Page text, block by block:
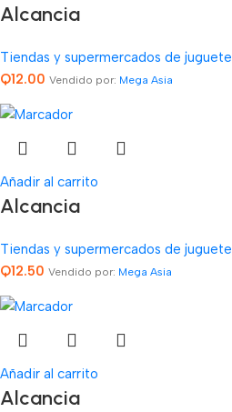
Alcancia
Tiendas y supermercados de juguete
Q12.00 Vendido por: Mega Asia
Añadir al carrito
Alcancia
Tiendas y supermercados de juguete
Q12.50 Vendido por: Mega Asia
Añadir al carrito
Alcancia